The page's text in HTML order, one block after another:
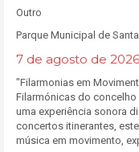
Outro
Parque Municipal de
7 de agosto de
"Filarmonias em
Filarmónicas do concelho
uma experiência sonora
concertos itinerantes,
música em movimento,